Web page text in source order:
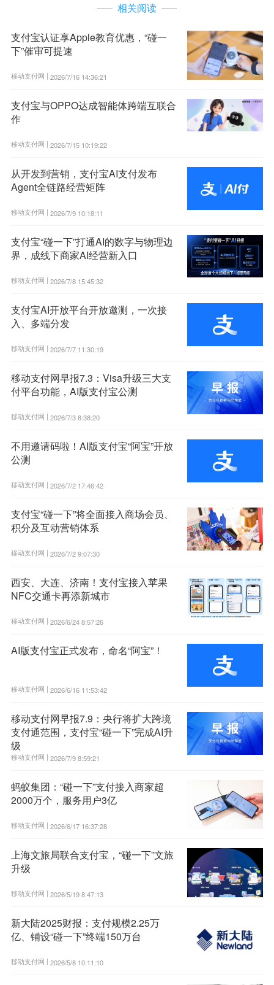
相关阅读
支付宝认证享Apple教育优惠，“碰一
下”催审可提速
移动支付网 | 2026/7/16 14:36:21
支付宝与OPPO达成智能体跨端互联合
作
移动支付网 | 2026/7/15 10:19:22
从开发到营销，支付宝AI支付发布
Agent全链路经营矩阵
移动支付网 | 2026/7/9 10:18:11
支付宝“碰一下”打通AI的数字与物理边
界，成线下商家AI经营新入口
移动支付网 | 2026/7/8 15:45:32
支付宝AI开放平台开放邀测，一次接
入、多端分发
移动支付网 | 2026/7/7 11:30:19
移动支付网早报7.3：Visa升级三大支
付平台功能，AI版支付宝公测
移动支付网 | 2026/7/3 8:38:20
不用邀请码啦！AI版支付宝“阿宝”开放
公测
移动支付网 | 2026/7/2 17:46:42
支付宝“碰一下”将全面接入商场会员、
积分及互动营销体系
移动支付网 | 2026/7/2 9:07:30
西安、大连、济南！支付宝接入苹果
NFC交通卡再添新城市
移动支付网 | 2026/6/24 8:57:26
AI版支付宝正式发布，命名“阿宝”！
移动支付网 | 2026/6/16 11:53:42
移动支付网早报7.9：央行将扩大跨境
支付通范围，支付宝“碰一下”完成AI升
级
移动支付网 | 2026/7/9 8:59:21
蚂蚁集团：“碰一下”支付接入商家超
2000万个，服务用户3亿
移动支付网 | 2026/6/17 16:37:28
上海文旅局联合支付宝，“碰一下”文旅
升级
移动支付网 | 2026/5/19 8:47:13
新大陆2025财报：支付规模2.25万
亿、铺设“碰一下”终端150万台
移动支付网 | 2026/5/8 10:11:10